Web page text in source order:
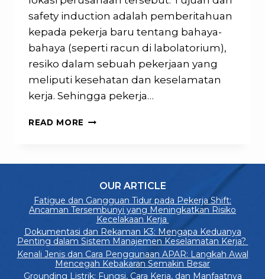
safety induction adalah pemberitahuan
kepada pekerja baru tentang bahaya-
bahaya (seperti racun di labolatorium),
resiko dalam sebuah pekerjaan yang
meliputi kesehatan dan keselamatan
kerja. Sehingga pekerja…
READ MORE TOPIK-
OUR ARTICLE
Fatigue dan Gangguan Tidur pada Pekerja Shift:
Ancaman Tersembunyi yang Meningkatkan Risiko
Kecelakaan Kerja
Dokumentasi dan Rekaman K3: Mengapa Keduanya
Penting dalam Sistem Manajemen Keselamatan Kerja?
Kenali Jenis dan Cara Penggunaan APAR: Langkah Awal
Mencegah Kebakaran Semakin Besar
Grounding Listrik: Fungsi, Cara Kerja, dan Manfaatnya